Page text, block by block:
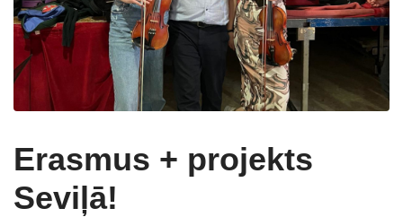
Erasmus + projekts
Seviļā!